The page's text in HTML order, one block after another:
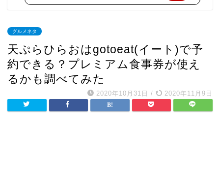
入
グルメネタ
天ぷらひらおはgotoeat(イート)で予
約できる？プレミアム食事券が使え
るかも調べてみた
2020年10月31日 / 2020年11月9日